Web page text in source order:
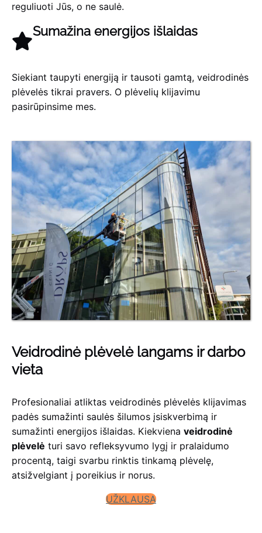
reguliuoti Jūs, o ne saulė.
Sumažina energijos išlaidas
Siekiant taupyti energiją ir tausoti gamtą, veidrodinės
plėvelės tikrai pravers. O plėvelių klijavimu
pasirūpinsime mes.
Veidrodinė plėvelė langams ir darbo
vieta
Profesionaliai atliktas veidrodinės plėvelės klijavimas
padės sumažinti saulės šilumos įsiskverbimą ir
sumažinti energijos išlaidas. Kiekviena veidrodinė
plėvelė turi savo refleksyvumo lygį ir pralaidumo
procentą, taigi svarbu rinktis tinkamą plėvelę,
atsižvelgiant į poreikius ir norus.
UŽKLAUSA